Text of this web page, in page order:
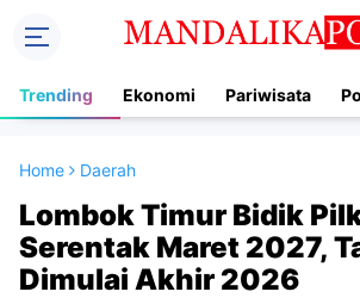
Trending Ekonomi Pariwisata
Home Daerah
Lombok Timur Bidik
Serentak Maret 2027,
Dimulai Akhir 2026